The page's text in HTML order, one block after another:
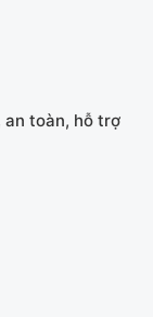
toàn, hỗ trợ